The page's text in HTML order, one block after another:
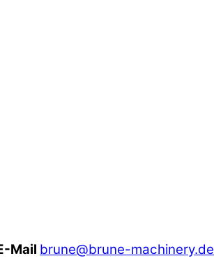
Mail brune@brune-machinery.de